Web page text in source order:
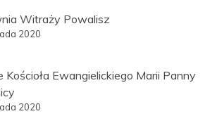
Witraży Powalisz
2020
Kościoła Ewangielickiego Marii Panny
2020